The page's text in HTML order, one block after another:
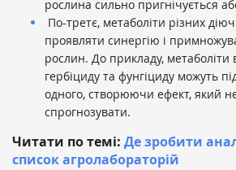
рослина сильно пригнічується
По-третє, метаболіти різних
проявляти синергію і
рослин. До прикладу, метаболіти
гербіциду та фунгіциду можуть
одного, створюючи ефект, який
спрогнозувати.
Читати по темі: Де зробити
список агролабораторій